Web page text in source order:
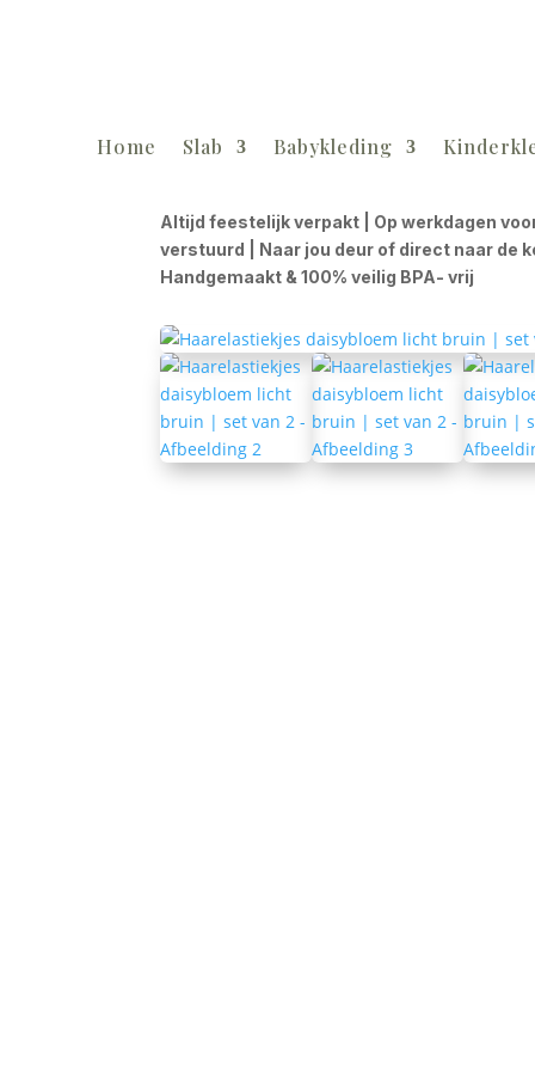
Home Slab Babykleding
Altijd feestelijk verpakt | Op werkdagen
verstuurd | Naar jou deur of direct naar de
Handgemaakt & 100% veilig BPA- vrij